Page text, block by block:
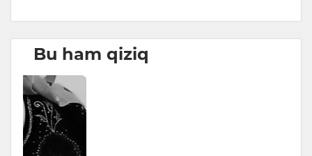
Bu ham qiziq